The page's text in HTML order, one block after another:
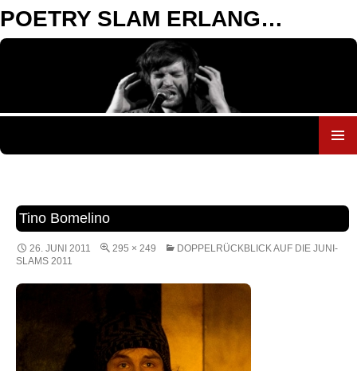
POETRY SLAM ERLANGEN
Tino Bomelino
26. JUNI 2011 295 × 249
DOPPELRÜCKBLICK AUF DIE JUNI-
SLAMS 2011